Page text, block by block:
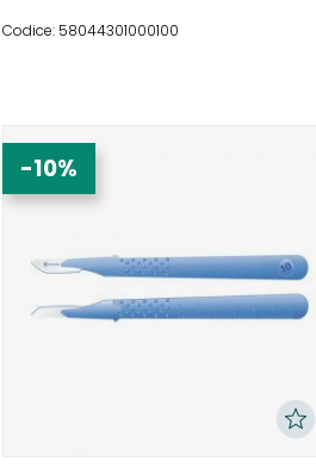
Codice: 58044301000100
-10%